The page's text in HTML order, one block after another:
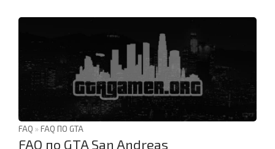
FAQ »FAQ ПО GTA
FAQ по GTA San Andreas